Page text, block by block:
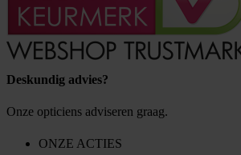
Deskundig advies?
Onze opticiens adviseren graag.
ONZE ACTIES